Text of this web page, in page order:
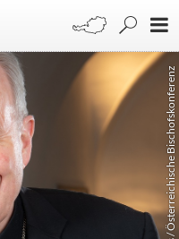
Josef Kuss / Österreichische Bischofskonferenz